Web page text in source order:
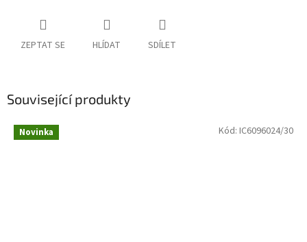
ZEPTAT SE HLÍDAT SDÍLET
Související produkty
Novinka Kód: IC6096024/30